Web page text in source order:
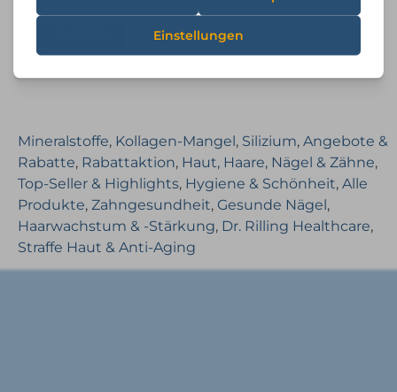
Mineralstoffe, Kollagen-Mangel , Silizium, Angebote &
Rabatte, Rabattaktion, Haut, Haare, Nägel & Zähne,
Top-Seller & Highlights, Hygiene & Schönheit, Alle
Produkte, Zahngesundheit, Gesunde Nägel ,
Haarwachstum & -Stärkung, Dr. Rilling Healthcare,
Straffe Haut & Anti-Aging